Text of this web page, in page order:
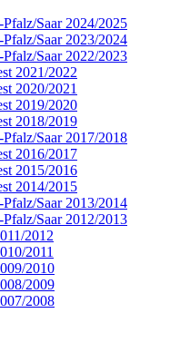
Saar 2024/2025
Saar 2023/2024
Saar 2022/2023
2021/2022
2020/2021
2019/2020
2018/2019
Saar 2017/2018
2016/2017
2015/2016
2014/2015
Saar 2013/2014
Saar 2012/2013
2012
2011
2010
2009
2008